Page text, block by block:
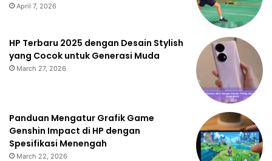
April 7, 2026
HP Terbaru 2025 dengan Desain Stylish
yang Cocok untuk Generasi Muda
March 27, 2026
Panduan Mengatur Grafik Game
Genshin Impact di HP dengan
Spesifikasi Menengah
March 22, 2026